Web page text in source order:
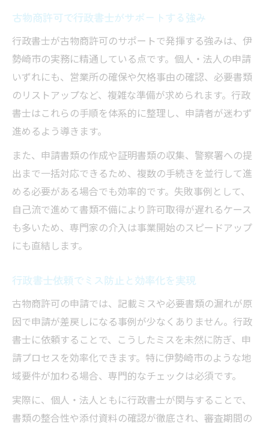
古物商許可で行政書士がサポートする強み
行政書士が古物商許可のサポートで発揮する強みは、伊
勢崎市の実務に精通している点です。個人・法人の申請
いずれにも、営業所の確保や欠格事由の確認、必要書類
のリストアップなど、複雑な準備が求められます。行政
書士はこれらの手順を体系的に整理し、申請者が迷わず
進めるよう導きます。
また、申請書類の作成や証明書類の収集、警察署への提
出まで一括対応できるため、複数の手続きを並行して進
める必要がある場合でも効率的です。失敗事例として、
自己流で進めて書類不備により許可取得が遅れるケース
も多いため、専門家の介入は事業開始のスピードアップ
にも直結します。
行政書士依頼でミス防止と効率化を実現
古物商許可の申請では、記載ミスや必要書類の漏れが原
因で申請が差戻しになる事例が少なくありません。行政
書士に依頼することで、こうしたミスを未然に防ぎ、申
請プロセスを効率化できます。特に伊勢崎市のような地
域要件が加わる場合、専門的なチェックは必須です。
実際に、個人・法人ともに行政書士が関与することで、
書類の整合性や添付資料の確認が徹底され、審査期間の